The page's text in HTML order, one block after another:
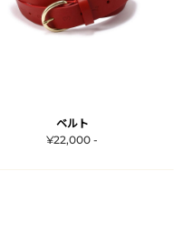
ベルト
¥22,000 -